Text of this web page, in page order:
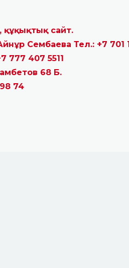
құқықтық сайт.
Сембаева Тел.: +7 701
777 407 5511
68 Б.
74